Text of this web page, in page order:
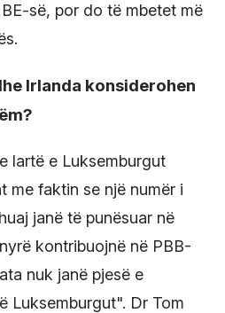
së, por do të mbetet më
Irlanda konsiderohen
lartë e Luksemburgut
me faktin se një numër i
janë të punësuar në
kontribuojnë në PBB-
nuk janë pjesë e
Luksemburgut". Dr Tom